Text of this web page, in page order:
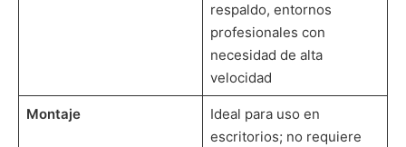
respaldo, entornos
profesionales con
necesidad de alta
velocidad
Montaje
Ideal para uso en
escritorios; no requiere